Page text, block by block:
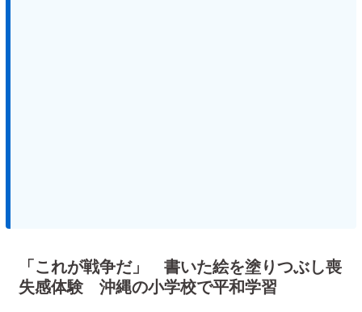
「これが戦争だ」 書いた絵を塗りつぶし喪
失感体験 沖縄の小学校で平和学習